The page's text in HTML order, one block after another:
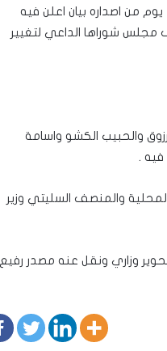
من اصداره بيان اعلن فيه
مجلس شوراها الداعي لتغيير
والحبيب الكشو واسامة
فيه .
والمنصف السليتي وزير
وزاري ونقل عنه مصدر رفيع